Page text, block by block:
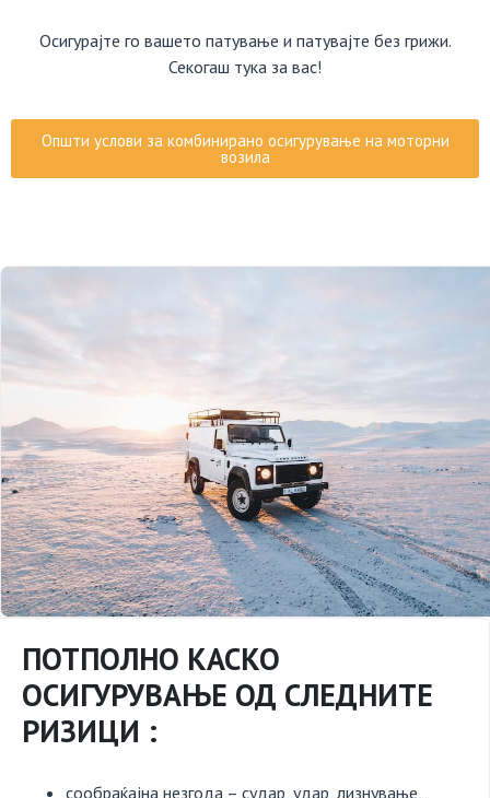
Осигурајте го вашето патување и патувајте без грижи.
Секогаш тука за вас!
Општи услови за комбинирано осигурување на моторни
возила
ПОТПОЛНО КАСКО
ОСИГУРУВАЊЕ ОД СЛЕДНИТЕ
РИЗИЦИ :
сообраќајна незгода – судар, удар, лизнување,